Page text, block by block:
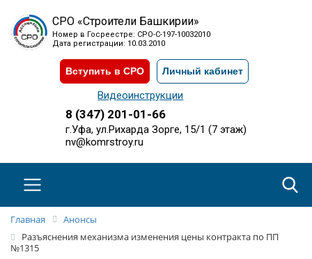
СРО «Строители Башкирии»
Номер в Госреестре: СРО-С-197-10032010
Дата регистрации: 10.03.2010
Вступить в СРО Личный кабинет
Видеоинструкции
8 (347) 201-01-66
г.Уфа, ул.Рихарда Зорге, 15/1 (7 этаж)
nv@komrstroy.ru
Главная
Анонсы
Разъяснения механизма изменения цены контракта по ПП
№1315